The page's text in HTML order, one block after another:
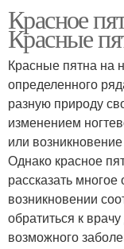
Красное
Красные
Красные пятна на
определенного
разную природу
изменением
или
Однако красное
рассказать
возникновении
обратиться к
возможного